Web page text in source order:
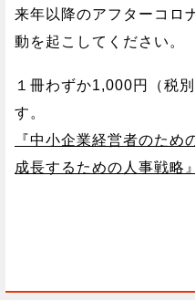
来年以降のアフターコロ
動を起こしてください。
１冊わずか1,000円（税
す。
『中小企業経営者のため
成長するための人事戦略